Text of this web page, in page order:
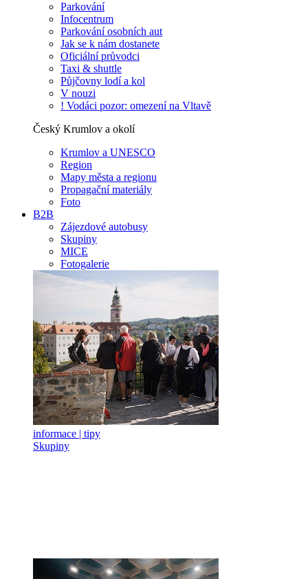
Parkování
Infocentrum
Parkování osobních aut
Jak se k nám dostanete
Oficiální průvodci
Taxi & shuttle
Půjčovny lodí a kol
V nouzi
! Vodáci pozor: omezení na Vltavě
Český Krumlov a okolí
Krumlov a UNESCO
Region
Mapy města a regionu
Propagační materiály
Foto
B2B
Zájezdové autobusy
Skupiny
MICE
Fotogalerie
informace | tipy
Skupiny